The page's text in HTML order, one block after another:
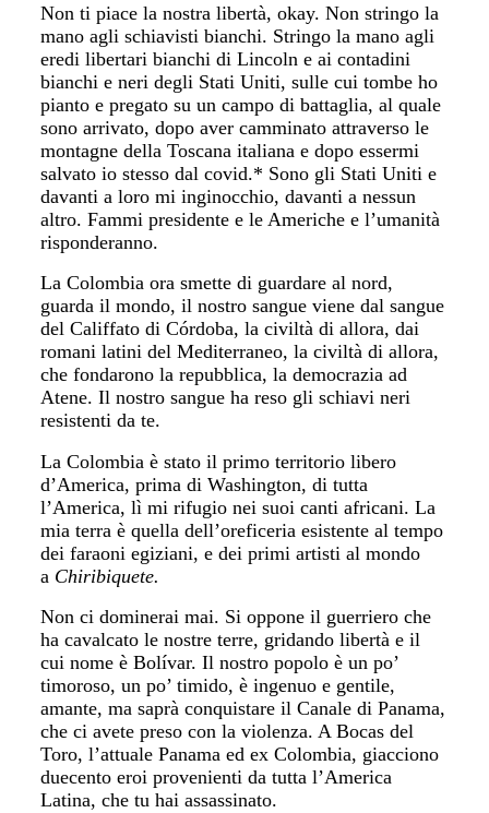
Non ti piace la nostra libertà, okay. Non stringo la
mano agli schiavisti bianchi. Stringo la mano agli
eredi libertari bianchi di Lincoln e ai contadini
bianchi e neri degli Stati Uniti, sulle cui tombe ho
pianto e pregato su un campo di battaglia, al quale
sono arrivato, dopo aver camminato attraverso le
montagne della Toscana italiana e dopo essermi
salvato io stesso dal covid.* Sono gli Stati Uniti e
davanti a loro mi inginocchio, davanti a nessun
altro. Fammi presidente e le Americhe e l’umanità
risponderanno.
La Colombia ora smette di guardare al nord,
guarda il mondo, il nostro sangue viene dal sangue
del Califfato di Córdoba, la civiltà di allora, dai
romani latini del Mediterraneo, la civiltà di allora,
che fondarono la repubblica, la democrazia ad
Atene. Il nostro sangue ha reso gli schiavi neri
resistenti da te.
La Colombia è stato il primo territorio libero
d’America, prima di Washington, di tutta
l’America, lì mi rifugio nei suoi canti africani. La
mia terra è quella dell’oreficeria esistente al tempo
dei faraoni egiziani, e dei primi artisti al mondo
a Chiribiquete.
Non ci dominerai mai. Si oppone il guerriero che
ha cavalcato le nostre terre, gridando libertà e il
cui nome è Bolívar. Il nostro popolo è un po’
timoroso, un po’ timido, è ingenuo e gentile,
amante, ma saprà conquistare il Canale di Panama,
che ci avete preso con la violenza. A Bocas del
Toro, l’attuale Panama ed ex Colombia, giacciono
duecento eroi provenienti da tutta l’America
Latina, che tu hai assassinato.